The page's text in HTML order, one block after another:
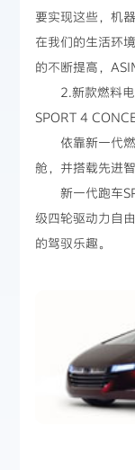
要实现这些，机
在我们的生活环
的不断提高，
2.新款燃料电
SPORT 4
依靠新一代燃
舱，并搭载先进
新一代跑车
级四轮驱动力自
的驾驭乐趣。